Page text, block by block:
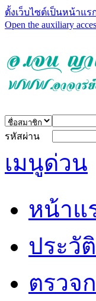
ตั้งเว็บไซต์เป็นหน้าแร
Open the auxiliary
รหัสผ่าน
เมนูด่วน
หน้าแ
ประวั
ตรวจ